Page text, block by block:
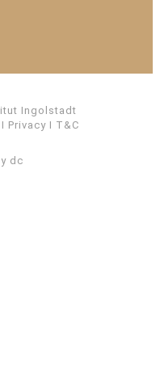
Ingolstadt
I Privacy I T&C